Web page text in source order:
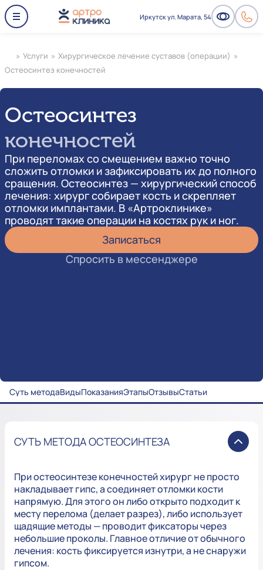
Иркутск ул. Марата, 54
» Услуги » Хирургическое лечение суставов (операции) »
Остеосинтез конечностей
Остеосинтез
конечностей
При переломах со смещением важно точно
сложить отломки и зафиксировать их до полного
сращения. Остеосинтез — хирургический способ
лечения: хирург собирает кость и скрепляет
отломки имплантами. В «Артроклинике»
проводят такие операции на костях рук и ног.
Записаться
Спросить в мессенджере
Суть методаВидыПоказанияЭтапыОтзывыСтатьи
СУТЬ МЕТОДА ОСТЕОСИНТЕЗА
При остеосинтезе конечностей хирург не просто
накладывает гипс, а соединяет отломки кости
напрямую. Для этого он либо открыто подходит к
месту перелома (делает разрез), либо использует
щадящие методы — проводит фиксаторы через
небольшие проколы. Главное отличие от обычного
лечения: кость фиксируется изнутри, а не снаружи
гипсом.